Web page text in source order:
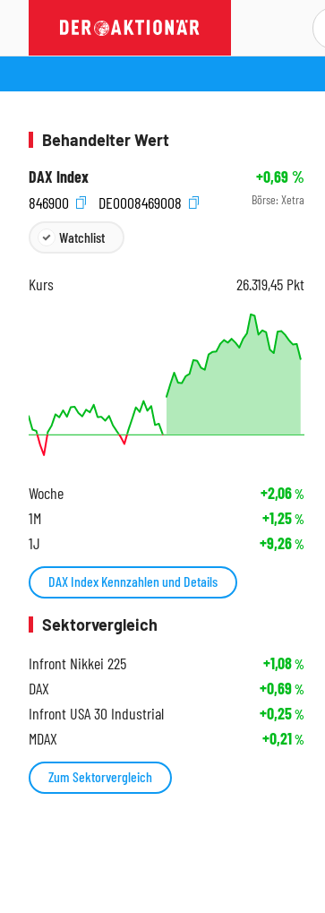
Behandelter Wert
DAX Index
+0,69%
846900
DE0008469008 Börse: Xetra
Watchlist
Kurs 26.319,45 Pkt
Woche +2,06%
1M +1,25%
1J +9,26%
DAX Index Kennzahlen und Details
Sektorvergleich
Infront Nikkei 225
+1,08%
DAX +0,69%
Infront USA 30 Industrial +0,25%
MDAX +0,21%
Zum Sektorvergleich